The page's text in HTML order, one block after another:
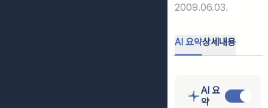
2009.06.03.
AI 요약상세내용
AI 요
약